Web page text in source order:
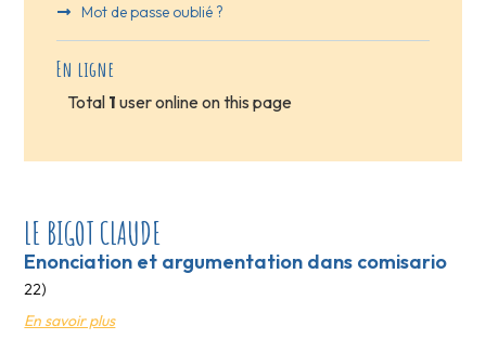
Mot de passe oublié ?
En ligne
Total 1 user online on this page
LE BIGOT CLAUDE
Enonciation et argumentation dans comisario
22)
En savoir plus